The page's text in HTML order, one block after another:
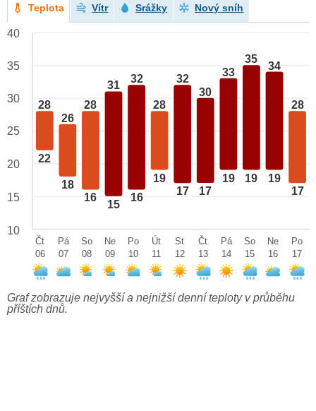
Teplota Vítr Srážky Nový sníh
28
22
26
18
28
16
31
15
32
16
28
19
32
17
30
17
33
19
35
19
34
19
28
17
40
35
30
25
20
15
10
Čt
06
Pá
07
So
08
Ne
09
Po
10
Út
11
St
12
Čt
13
Pá
14
So
15
Ne
16
Po
17
Graf zobrazuje nejvyšší a nejnižší denní teploty v průběhu
příštích dnů.